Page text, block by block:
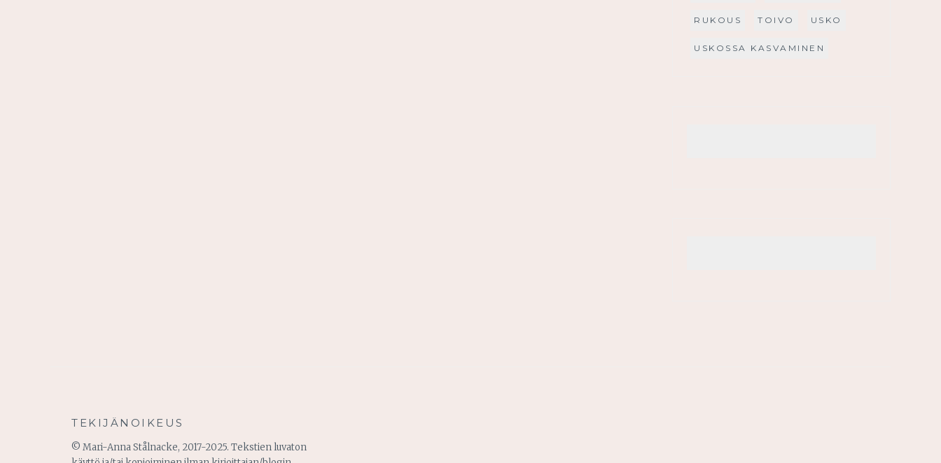
RUKOUS TOIVO USKO
USKOSSA KASVAMINEN
TEKIJÄNOIKEUS
© Mari-Anna Stålnacke, 2017-2025. Tekstien luvaton